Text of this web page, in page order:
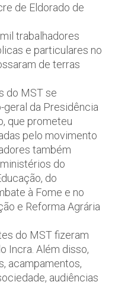
de Eldorado de
trabalhadores
e particulares no
de terras
do MST se
da Presidência
que prometeu
pelo movimento
também
do
do
à Fome e no
e Reforma Agrária
do MST fizeram
Incra. Além disso,
acampamentos,
audiências